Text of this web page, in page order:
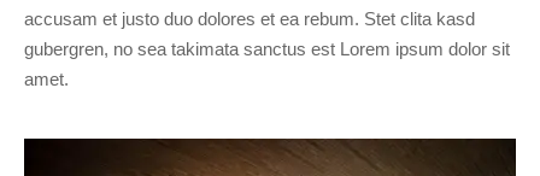
accusam et justo duo dolores et ea rebum. Stet clita kasd
gubergren, no sea takimata sanctus est Lorem ipsum dolor sit
amet.